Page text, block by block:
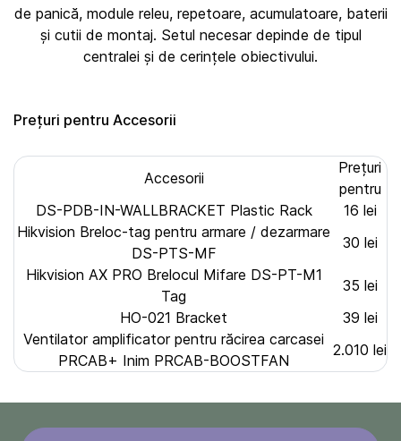
de panică, module releu, repetoare, acumulatoare, baterii
și cutii de montaj. Setul necesar depinde de tipul
centralei și de cerințele obiectivului.
Prețuri pentru Accesorii
Accesorii
Prețuri
pentru
DS-PDB-IN-WALLBRACKET Plastic Rack
16 lei
Hikvision Breloc-tag pentru armare / dezarmare
DS-PTS-MF
30 lei
Hikvision AX PRO Brelocul Mifare DS-PT-M1
Tag
35 lei
HO-021 Bracket
39 lei
Ventilator amplificator pentru răcirea carcasei
PRCAB+ Inim PRCAB-BOOSTFAN
2.010 lei